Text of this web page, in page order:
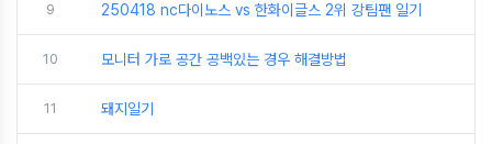
9 250418 nc다이노스 vs 한화이글스 2위 강팀팬 일기
10 모니터 가로 공간 공백있는 경우 해결방법
11 돼지일기